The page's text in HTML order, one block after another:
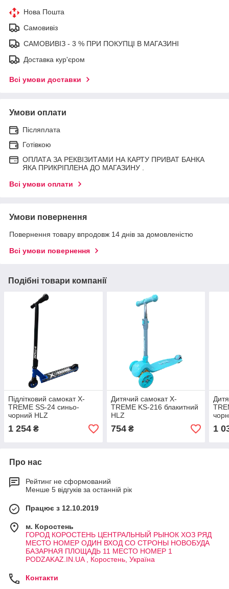
Нова Пошта
Самовивіз
САМОВИВІЗ - 3 % ПРИ ПОКУПЦІ В МАГАЗИНІ
Доставка кур'єром
Всі умови доставки
Умови оплати
Післяплата
Готівкою
ОПЛАТА ЗА РЕКВІЗИТАМИ НА КАРТУ ПРИВАТ БАНКА
ЯКА ПРИКРІПЛЕНА ДО МАГАЗИНУ .
Всі умови оплати
Умови повернення
Повернення товару впродовж 14 днів за домовленістю
Всі умови повернення
Подібні товари компанії
Підлітковий самокат X-
TREME SS-24 синьо-
чорний HLZ
1 254 ₴
Дитячий самокат X-
TREME KS-216 блакитний
HLZ
754₴ 1
Про нас
Рейтинг не сформований
Менше 5 відгуків за останній рік
Працює з 12.10.2019
м. Коростень
ГОРОД КОРОСТЕНЬ ЦЕНТРАЛЬНЫЙ РЫНОК ХОЗ РЯД
МЕСТО НОМЕР ОДИН ВХОД СО СТРОНЫ НОВОБУДА
БАЗАРНАЯ ПЛОЩАДЬ 11 МЕСТО НОМЕР 1
PODZAKAZ.IN.UA , Коростень, Україна
Контакти